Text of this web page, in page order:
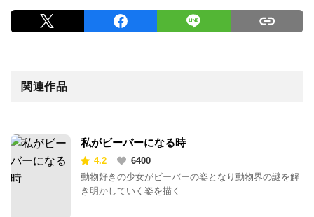
関連作品
私がビーバーになる時
4.2
6400
動物好きの少女がビーバーの姿となり動物界の謎を解
き明かしていく姿を描く